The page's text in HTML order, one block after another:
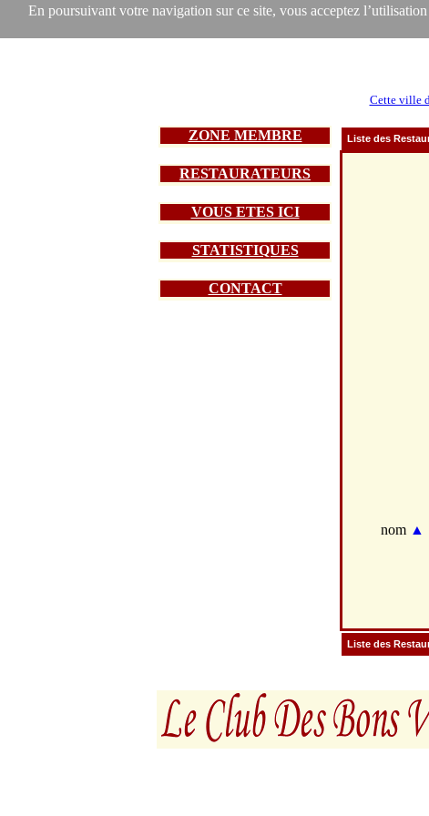
En poursuivant votre navigation sur ce site, vous acceptez
Cette ville
ZONE MEMBRE
RESTAURATEURS
VOUS ETES ICI
STATISTIQUES
CONTACT
Liste des
nom ▲
Liste des